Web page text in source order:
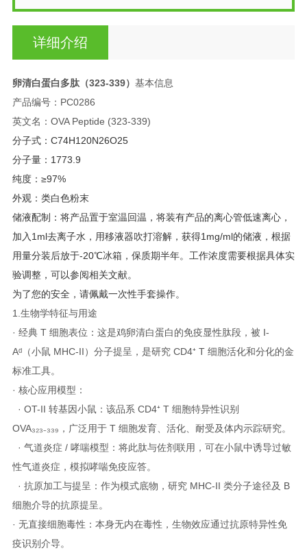
详细介绍
卵清白蛋白多肽（323-339） 基本信息
产品编号：PC0286
英文名：OVA Peptide (323-339)
分子式：C74H120N26O25
分子量：1773.9
纯度：≥97%
外观：类白色粉末
储液配制：将产品置于室温回温，将装有产品的离心管低速离心，
加入1ml去离子水，用移液器吹打溶解，获得1mg/ml的储液，根据
用量分装后放于-20℃冰箱，保质期半年。工作浓度需要根据具体实
验调整，可以参阅相关文献。
为了您的安全，请佩戴一次性手套操作。
1.生物学特征与用途
· 经典 T 细胞表位：这是鸡卵清白蛋白的免疫显性肽段，被 I-
Aᵈ（小鼠 MHC-II）分子提呈，是研究 CD4⁺ T 细胞活化和分化的金
标准工具。
· 核心应用模型：
· OT-II 转基因小鼠：该品系 CD4⁺ T 细胞特异性识别
OVA₃₂₃₋₃₃₉，广泛用于 T 细胞发育、活化、耐受及体内示踪研究。
· 气道炎症 / 哮喘模型：将此肽与佐剂联用，可在小鼠中诱导过敏
性气道炎症，模拟哮喘免疫应答。
· 抗原加工与提呈：作为模式底物，研究 MHC-II 类分子途径及 B
细胞介导的抗原提呈。
· 无直接细胞毒性：本身无内在毒性，生物效应通过抗原特异性免
疫识别介导。